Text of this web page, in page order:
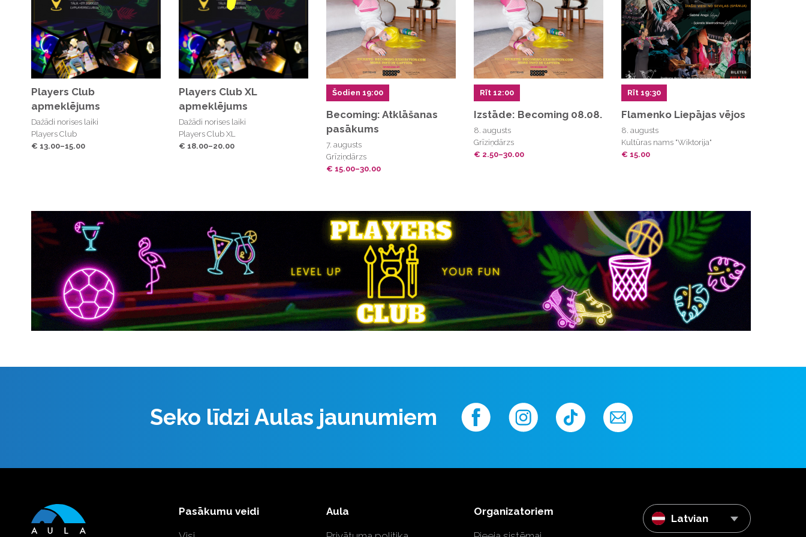
informācijas centrs.
Players Club
apmeklējums
Dažādi norises laiki
Players Club
€ 13.00–15.00
Players Club XL
apmeklējums
Dažādi norises laiki
Players Club XL
€ 18.00–20.00
Šodien 19:00
Becoming: Atklāšanas
pasākums
7. augusts
Grīziņdārzs
€ 15.00–30.00
Rīt 12:00
Izstāde: Becoming 08.08.
8. augusts
Grīziņdārzs
€ 2.50–30.00
Rīt 19:30
Flamenko Liepājas vējos
8. augusts
Kultūras nams "Wiktorija"
€ 15.00
Seko līdzi Aulas jaunumiem
Pasākumu veidi Aula Organizatoriem
Latvian